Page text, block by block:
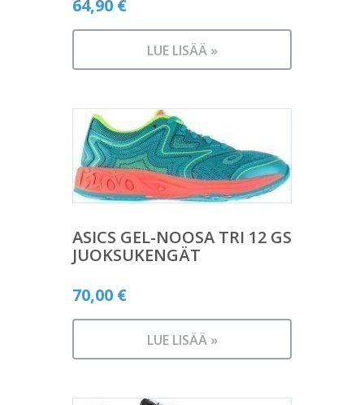
64,90 €
LUE LISÄÄ »
ASICS GEL-NOOSA TRI 12 GS
JUOKSUKENGÄT
70,00 €
LUE LISÄÄ »